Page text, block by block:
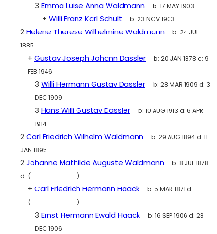
3 Emma Luise Anna Waldmann b: 17 MAY 1903
+ Willi Franz Karl Schult b: 23 NOV 1903
2Helene Therese Wilhelmine Waldmann b: 24 JUL
1885
+ Gustav Joseph Johann Dassler b: 20 JAN 1878 d: 9
FEB 1946
3 Willi Hermann Gustav Dassler b: 28 MAR 1909 d: 3
DEC 1909
3 Hans Willi Gustav Dassler b: 10 AUG 1913 d: 6 APR
1914
2Carl Friedrich Wilhelm Waldmann b: 29 AUG 1894d: 11
JAN 1895
2Johanne Mathilde Auguste Waldmann b: 8 JUL 1878
d: (__.__.______)
+ Carl Friedrich Hermann Haack b: 5 MAR 1871 d:
(__.__.______)
3 Ernst Hermann Ewald Haack b: 16 SEP 1906 d: 28
DEC 1906